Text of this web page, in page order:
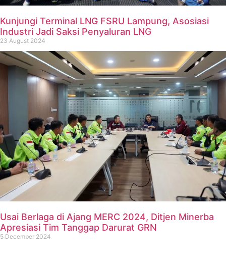
Kunjungi Terminal LNG FSRU Lampung, Asosiasi
Industri Jadi Saksi Penyaluran LNG
23 August 2024
Usai Berlaga di Ajang MERC 2024, Ditjen Minerba
Apresiasi Tim Tanggap Darurat GRN
5 December 2024